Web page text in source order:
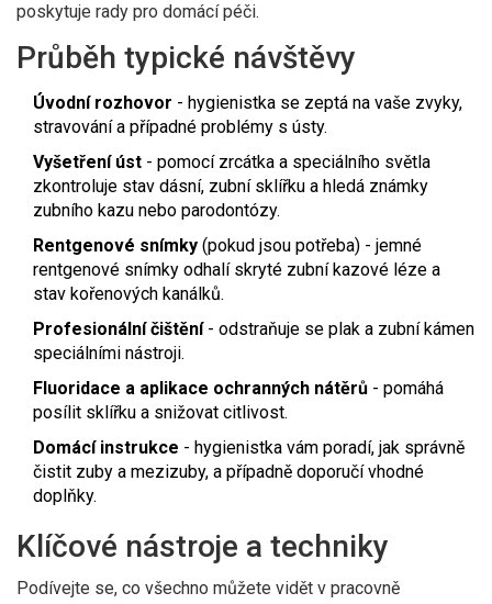
poskytuje rady pro domácí péči.
Průběh typické návštěvy
Úvodní rozhovor - hygienistka se zeptá na vaše zvyky,
stravování a případné problémy s ústy.
Vyšetření úst - pomocí zrcátka a speciálního světla
zkontroluje stav dásní, zubní sklířku a hledá známky
zubního kazu nebo parodontózy.
Rentgenové snímky (pokud jsou potřeba) - jemné
rentgenové snímky odhalí skryté zubní kazové léze a
stav kořenových kanálků.
Profesionální čištění- odstraňuje se plak a zubní kámen
speciálními nástroji.
Fluoridace a aplikace ochranných nátěrů - pomáhá
posílit sklířku a snižovat citlivost.
Domácí instrukce - hygienistka vám poradí, jak správně
čistit zuby a mezizuby, a případně doporučí vhodné
doplňky.
Klíčové nástroje a techniky
Podívejte se, co všechno můžete vidět v pracovně